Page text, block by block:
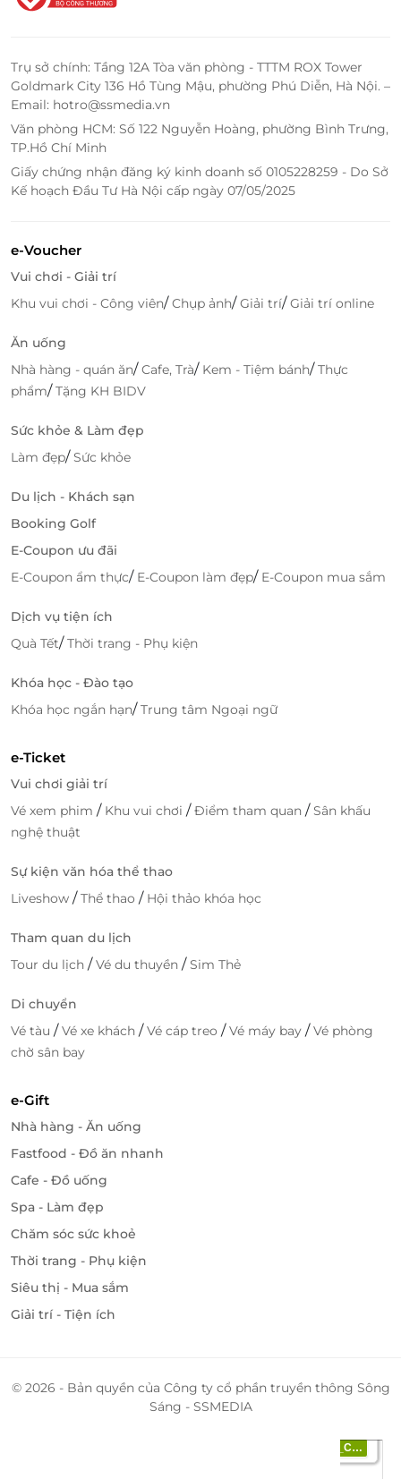
hiện qua các món ăn truyền thống như: Soup cơm
cháy hải sản, Mỳ Jjajang, Mỳ cay hải sản, Ghẹ ngâm
tương/Ghẹ tẩm gia vị, Gỏi bò sống, Cơm trộn, Sườn
hầm, Cháo, Miến trộn, Dongchimi.
Trụ sở chính: Tầng 12A Tòa văn phòng - TTTM ROX Tower
Goldmark City 136 Hồ Tùng Mậu, phường Phú Diễn, Hà Nội. –
Email: hotro@ssmedia.vn
Văn phòng HCM: Số 122 Nguyễn Hoàng, phường Bình Trưng,
TP.Hồ Chí Minh
Giấy chứng nhận đăng ký kinh doanh số 0105228259 - Do Sở
Kế hoạch Đầu Tư Hà Nội cấp ngày 07/05/2025
e-Voucher
Vui chơi - Giải trí
Khu vui chơi - Công viên/Chụp ảnh/Giải trí/Giải trí online
Ăn uống
Nhà hàng - quán ăn/Cafe, Trà/ Kem - Tiệm bánh/Thực
phẩm/Tặng KH BIDV
Sức khỏe & Làm đẹp
Làm đẹp/Sức khỏe
Du lịch - Khách sạn
Booking Golf
E-Coupon ưu đãi
E-Coupon ẩm thực/ E-Coupon làm đẹp/ E-Coupon mua sắm
Dịch vụ tiện ích
Quà Tết/Thời trang - Phụ kiện
Khóa học - Đào tạo
Khóa học ngắn hạn/Trung tâm Ngoại ngữ
e-Ticket
Vui chơi giải trí
Vé xem phim / Khu vui chơi /Điểm tham quan /Sân khấu
nghệ thuật
Sự kiện văn hóa thể thao
Liveshow /Thể thao / Hội thảo khóa học
Tham quan du lịch
Tour du lịch /Vé du thuyền /Sim Thẻ
Di chuyển
Vé tàu /Vé xe khách /Vé cáp treo /Vé máy bay /Vé phòng
chờ sân bay
e-Gift
Nhà hàng - Ăn uống
Fastfood - Đồ ăn nhanh
Cafe - Đồ uống
Spa - Làm đẹp
Chăm sóc sức khoẻ
Thời trang - Phụ kiện
Siêu thị - Mua sắm
Giải trí - Tiện ích
© 2026 - Bản quyền của Công ty cổ phần truyền thông Sông
Sáng - SSMEDIA